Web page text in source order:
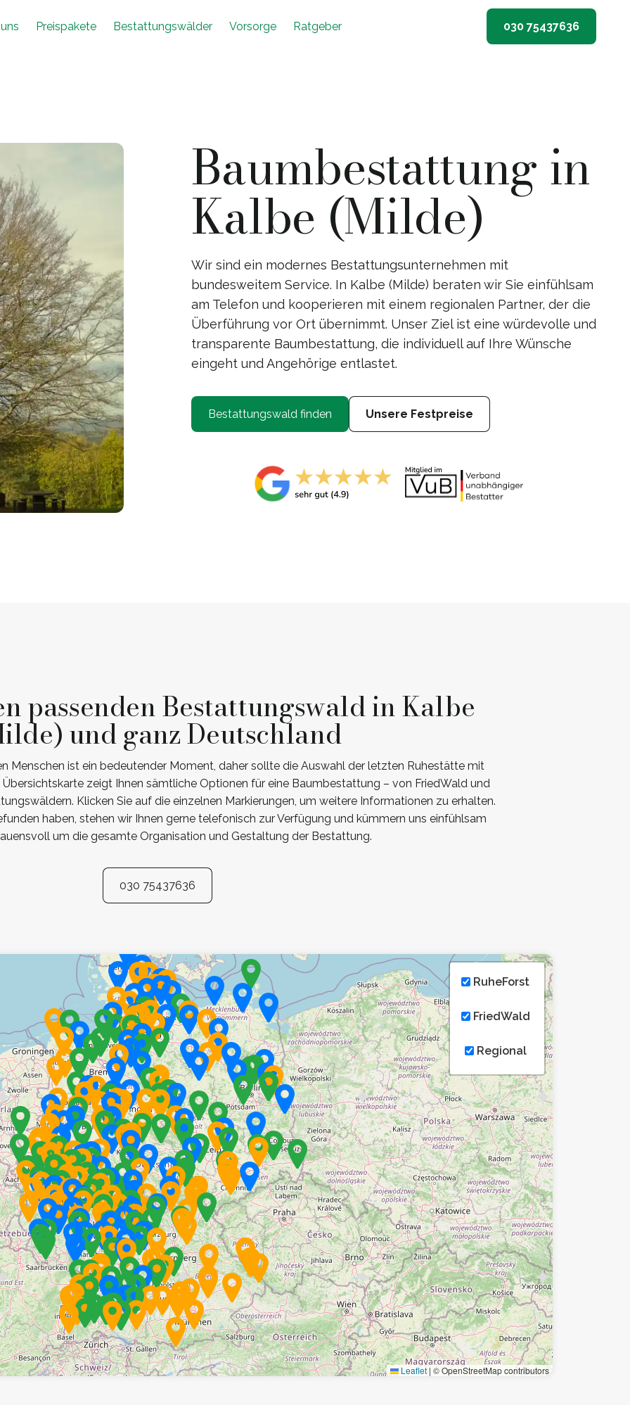
Preispakete Bestattungswälder Vorsorge Ratgeber 030 75437636
Baumbestattung in
Kalbe (Milde)
Wir sind ein modernes Bestattungsunternehmen mit
bundesweitem Service. In Kalbe (Milde) beraten wir Sie einfühlsam
am Telefon und kooperieren mit einem regionalen Partner, der die
Überführung vor Ort übernimmt. Unser Ziel ist eine würdevolle und
transparente Baumbestattung, die individuell auf Ihre Wünsche
eingeht und Angehörige entlastet.
Bestattungswald finden Unsere Festpreise
passenden Bestattungswald in Kalbe
und ganz Deutschland
Menschen ist ein bedeutender Moment, daher sollte die Auswahl der letzten Ruhestätte mit
zeigt Ihnen sämtliche Optionen für eine Baumbestattung – von FriedWald und
Klicken Sie auf die einzelnen Markierungen, um weitere Informationen zu erhalten.
haben, stehen wir Ihnen gerne telefonisch zur Verfügung und kümmern uns einfühlsam
um die gesamte Organisation und Gestaltung der Bestattung.
030 75437636
RuheForst
FriedWald
Regional
Leaflet | © OpenStreetMap contributors